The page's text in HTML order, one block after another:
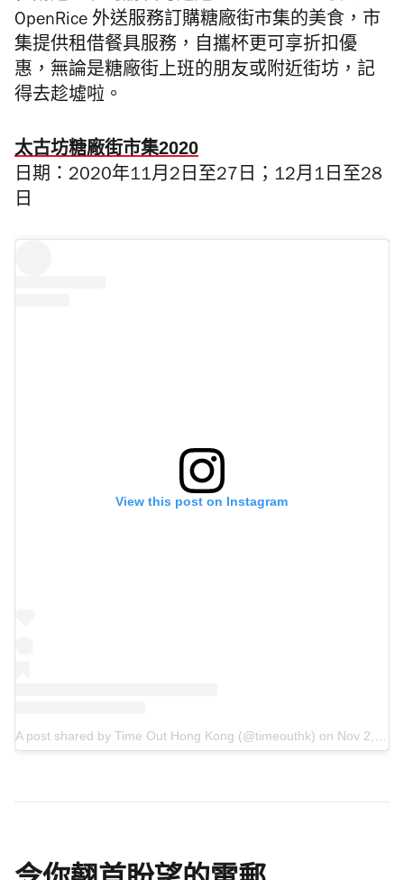
OpenRice 外送服務訂購糖廠街市集的美食，市
集提供租借餐具服務，自攜杯更可享折扣優
惠，無論是糖廠街上班的朋友或附近街坊，記
得去趁墟啦。
太古坊糖廠街市集2020
日期：2020年11月2日至27日；12月1日至28
日
View this post on Instagram
A post shared by Time Out Hong Kong (@timeouthk) on Nov 2, 2020 at 5:51am PST